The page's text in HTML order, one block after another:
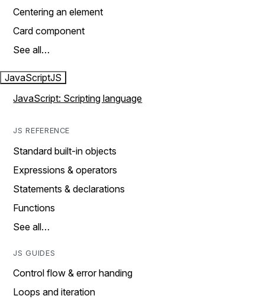
Centering an element
Card component
See all…
JavaScriptJS
JavaScript: Scripting language
JS REFERENCE
Standard built-in objects
Expressions & operators
Statements & declarations
Functions
See all…
JS GUIDES
Control flow & error handing
Loops and iteration